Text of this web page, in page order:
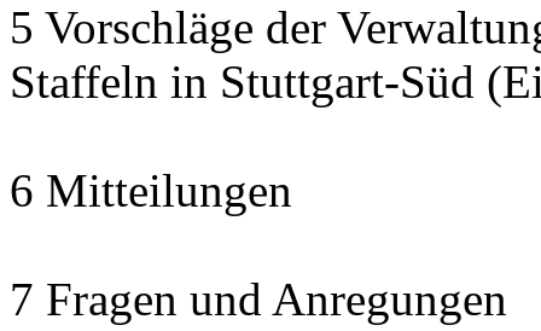
5 Vorschläge der
Staffeln in Stuttgart-Süd
6 Mitteilungen
7 Fragen und Anregungen